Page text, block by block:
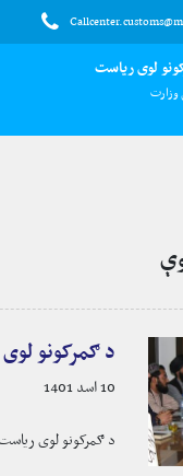
لوی ریاست
وزارت
د ګمرکونو
10 اسد 1401
د ګمرکونو لوی